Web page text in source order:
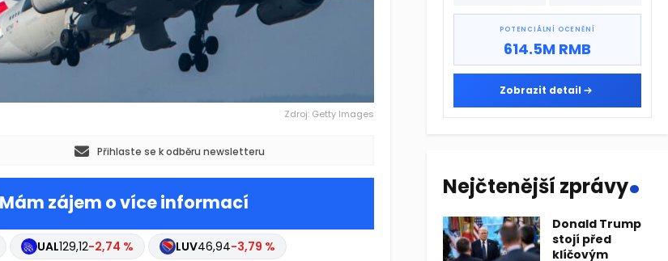
Zdroj: Getty Images
Přihlaste se k odběru newsletteru
Mám zájem o více informací
UAL129,12-2,74 % LUV46,94-3,79 %
POTENCIÁLNÍ OCENĚNÍ
614.5M RMB
Zobrazit detail
Nejčtenější zprávy.
Donald Trump
stojí před
klíčovým